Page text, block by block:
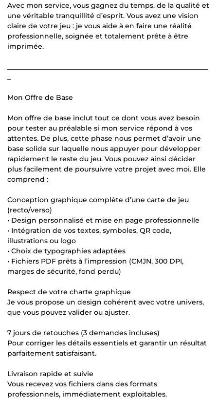
Avec mon service, vous gagnez du temps, de la qualité et
une véritable tranquillité d’esprit. Vous avez une vision
claire de votre jeu : je vous aide à en faire une réalité
professionnelle, soignée et totalement prête à être
imprimée.
Mon Offre de Base
Mon offre de base inclut tout ce dont vous avez besoin
pour tester au préalable si mon service répond à vos
attentes. De plus, cette phase nous permet d’avoir une
base solide sur laquelle nous appuyer pour développer
rapidement le reste du jeu. Vous pouvez ainsi décider
plus facilement de poursuivre votre projet avec moi. Elle
comprend :
Conception graphique complète d’une carte de jeu
(recto/verso)
• Design personnalisé et mise en page professionnelle
• Intégration de vos textes, symboles, QR code,
illustrations ou logo
• Choix de typographies adaptées
• Fichiers PDF prêts à l’impression (CMJN, 300 DPI,
marges de sécurité, fond perdu)
Respect de votre charte graphique
Je vous propose un design cohérent avec votre univers,
que vous pouvez valider ou ajuster.
7 jours de retouches (3 demandes incluses)
Pour corriger les détails essentiels et garantir un résultat
parfaitement satisfaisant.
Livraison rapide et suivie
Vous recevez vos fichiers dans des formats
professionnels, immédiatement exploitables.